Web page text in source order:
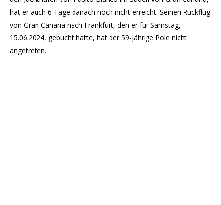
hat er auch 6 Tage danach noch nicht erreicht. Seinen Rückflug
von Gran Canaria nach Frankfurt, den er für Samstag,
15.06.2024, gebucht hatte, hat der 59-jährige Pole nicht
angetreten.